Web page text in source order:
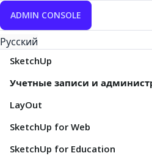
ADMIN CONSOLE
Русский
SketchUp
Учетные записи и
LayOut
SketchUp for Web
SketchUp for Education